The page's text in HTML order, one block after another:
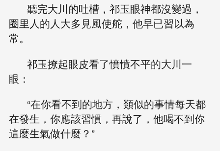
聽完大川的吐槽，祁玉眼神都沒變過，
圈里人的人大多見風使舵，他早已習以為
常。
祁玉撩起眼皮看了憤憤不平的大川一
眼：
“在你看不到的地方，類似的事情每天都
在發生，你應該習慣，再說了，他喝不到你
這麼生氣做什麼？”